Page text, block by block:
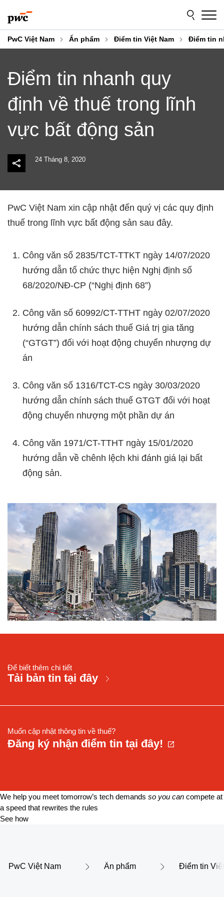
PwC Việt Nam Ấn phẩm Điểm tin Việt Nam Điểm tin
Điểm tin nhanh quy
định về thuế trong lĩnh
vực bất động sản
24 Tháng 8, 2020
PwC Việt Nam xin cập nhật đến quý vị các quy định
thuế trong lĩnh vực bất động sản sau đây.
Công văn số 2835/TCT-TTKT ngày 14/07/2020
hướng dẫn tổ chức thực hiện Nghị định số
68/2020/NĐ-CP (“Nghị định 68”)
Công văn số 60992/CT-TTHT ngày 02/07/2020
hướng dẫn chính sách thuế Giá trị gia tăng
(“GTGT”) đối với hoạt động chuyển nhượng dự
án
Công văn số 1316/TCT-CS ngày 30/03/2020
hướng dẫn chính sách thuế GTGT đối với hoạt
động chuyển nhượng một phần dự án
Công văn 1971/CT-TTHT ngày 15/01/2020
hướng dẫn về chênh lệch khi đánh giá lại bất
động sản.
Để biết thêm chi tiết
Tải bản tin tại đây
Muốn cập nhật thông tin về thuế?
Đăng ký nhận điểm tin tại đây!
We help you meet tomorrow’s tech demands so you can compete at
a speed that rewrites the rules
See how
PwC Việt Nam Ấn phẩm Điểm tin